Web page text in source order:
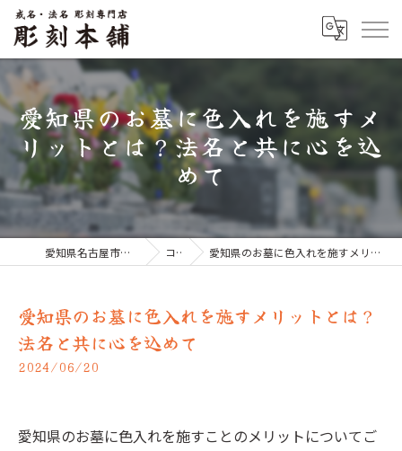
愛知県のお墓に色入れを施すメ
リットとは？法名と共に心を込
めて
愛知県名古屋市のお墓なら彫刻本舗 コラム 愛知県のお墓に色入れを施すメリットとは？法名と共に心を込めて
愛知県のお墓に色入れを施すメリットとは？
法名と共に心を込めて
2024/06/20
愛知県のお墓に色入れを施すことのメリットについてご